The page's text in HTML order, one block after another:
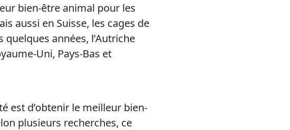
bien-être animal pour les
aussi en Suisse, les cages de
années, l’Autriche
Uni, Pays-Bas et
est d’obtenir le meilleur bien-
plusieurs recherches, ce